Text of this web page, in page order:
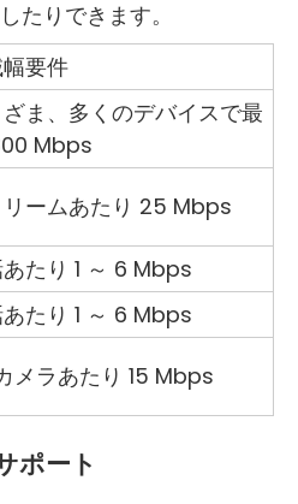
たりできます。
要件
ま、多くのデバイスで最
Mbps
リームあたり 25 Mbps
たり 1 ～ 6 Mbps
たり 1 ～ 6 Mbps
メラあたり 15 Mbps
ポート